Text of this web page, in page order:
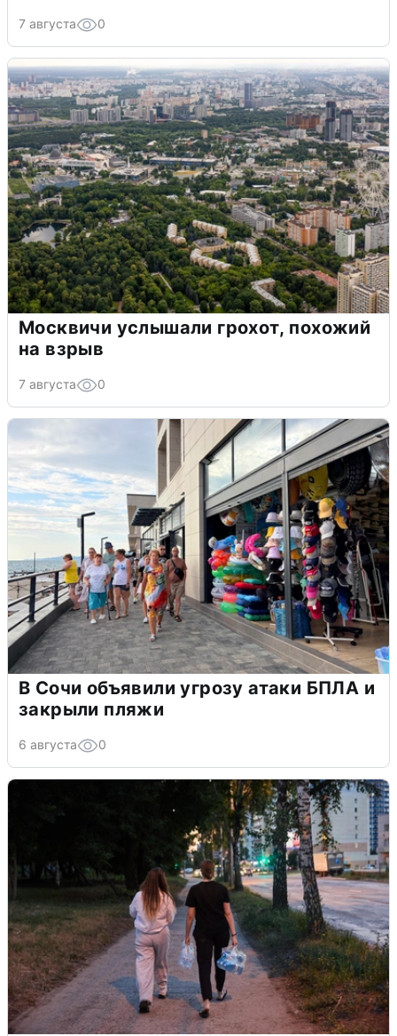
7 августа 0
Москвичи услышали грохот, похожий
на взрыв
7 августа 0
В Сочи объявили угрозу атаки БПЛА и
закрыли пляжи
6 августа 0